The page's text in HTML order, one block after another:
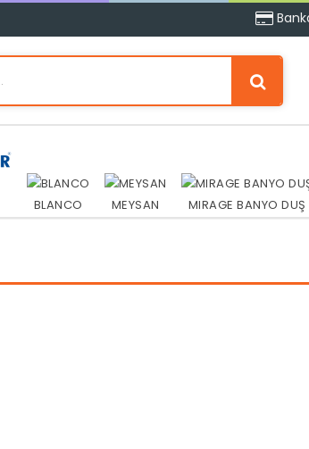
BLANCO MEYSAN MIRAGE BANYO DUŞ